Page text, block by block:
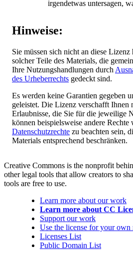
irgendetwas untersagen,
Hinweise:
Sie müssen sich nicht an diese
solcher Teile des Materials, die
Ihre Nutzungshandlungen durch
des Urheberrechts gedeckt sind.
Es werden keine Garantien gegeben
geleistet. Die Lizenz verschafft Ihnen
Erlaubnisse, die Sie für die jeweilige
können beispielsweise andere Rechte
Datenschutzrechte zu beachten sein,
Materials entsprechend beschränken.
Creative Commons is the nonprofit
other legal tools that allow creators to
tools are free to use.
Learn more about our work
Learn more about CC
Support our work
Use the license for your own
Licenses List
Public Domain List